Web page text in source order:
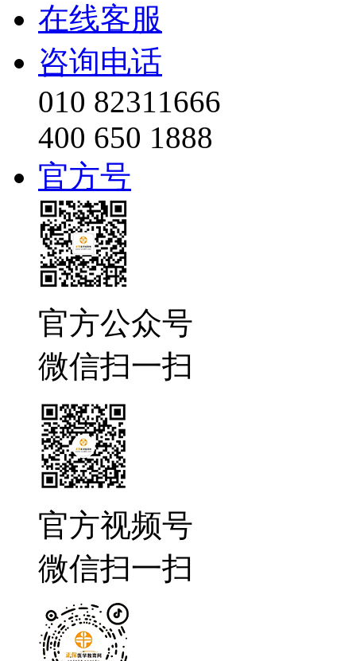
在线客服
咨询电话
010 82311666
400 650 1888
官方号
官方公众号
微信扫一扫
官方视频号
微信扫一扫